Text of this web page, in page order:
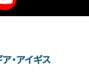
ア・アイギス